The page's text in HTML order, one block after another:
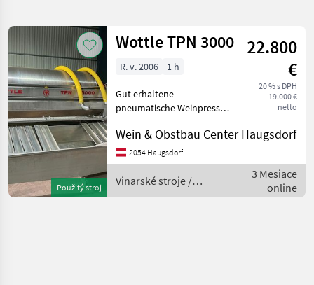
Kategória 4 Krajina Filtre
AKTUÁLNA
CESTA
poľnohospodárska
technika
Vinarske
Hroznovy
Lis
Resetovať
Zobraziť 1
výsledkov
Použitý stroj
Wottle TPN 3000
22.800
€
20 % s DPH
19.000 €
netto
R. v. 2006 1 h
Gut erhaltene
pneumatische Weinpresse
Laufsteg mit Treppe - mit
Saftwanne -
Zentralbefüllung -
vollautomat. digitale
Wein & Obstbau Center Haugsdorf
2054 Haugsdorf
Vinarské stroje /
Wottle
3 Mesiace
online